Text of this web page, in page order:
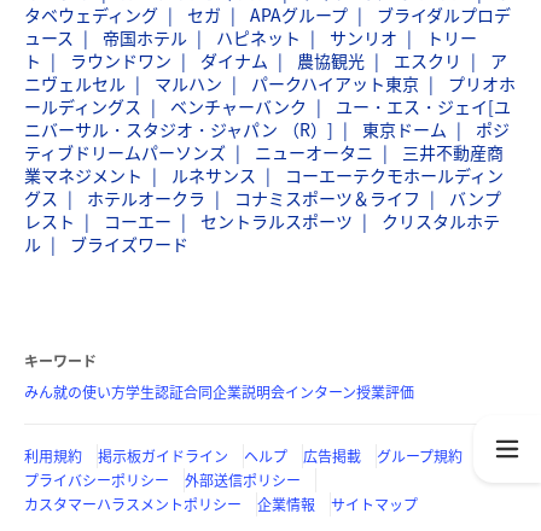
タベウェディング
セガ APAグループ
ブライダルプロデ
ュース
帝国ホテル ハピネット サンリオ
トリー
ト
ラウンドワン ダイナム 農協観光 エスクリ
ア
ニヴェルセル
マルハン パークハイアット東京
プリオホ
ールディングス
ベンチャーバンク
ユー・エス・ジェイ[ユ
ニバーサル・スタジオ・ジャパン （R）]
東京ドーム
ポジ
ティブドリームパーソンズ
ニューオータニ
三井不動産商
業マネジメント
ルネサンス
コーエーテクモホールディン
グス
ホテルオークラ コナミスポーツ＆ライフ
バンプ
レスト
コーエー セントラルスポーツ
クリスタルホテ
ル
ブライズワード
キーワード
みん就の使い方学生認証合同企業説明会インターン授業評価
利用規約 掲示板ガイドライン ヘルプ 広告掲載
グループ規約
プライバシーポリシー
外部送信ポリシー
カスタマーハラスメントポリシー
企業情報 サイトマップ